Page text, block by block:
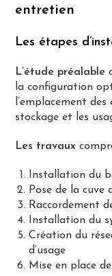
entretien
Les étapes
L’étude préalable
la configuration
l’emplacement
stockage et les
Les travaux
Installation du
Pose de la cuve
Raccordement
Installation du
Création du
d’usage
Mise en place